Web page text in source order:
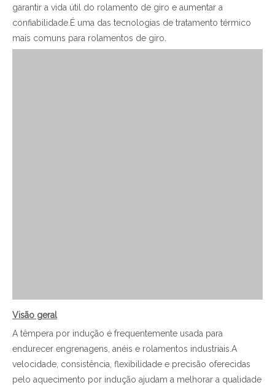
garantir a vida útil do rolamento de giro e aumentar a
confiabilidade.É uma das tecnologias de tratamento térmico
mais comuns para rolamentos de giro.
Visão geral
A têmpera por indução é frequentemente usada para
endurecer engrenagens, anéis e rolamentos industriais.A
velocidade, consistência, flexibilidade e precisão oferecidas
pelo aquecimento por indução ajudam a melhorar a qualidade